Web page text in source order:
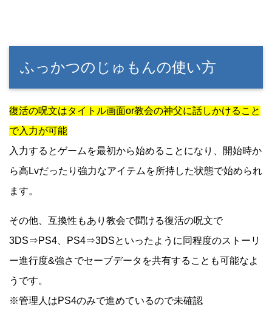
ふっかつのじゅもんの使い方
復活の呪文はタイトル画面or教会の神父に話しかけること
で入力が可能
入力するとゲームを最初から始めることになり、開始時か
ら高Lvだったり強力なアイテムを所持した状態で始められ
ます。
その他、互換性もあり教会で聞ける復活の呪文で
3DS⇒PS4、PS4⇒3DSといったように同程度のストーリ
ー進行度&強さでセーブデータを共有することも可能なよ
うです。
※管理人はPS4のみで進めているので未確認